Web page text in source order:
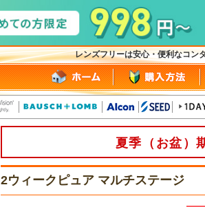
レンズフリーは安心・便利なコン
夏季（お盆）
2ウィークピュア マルチステージ